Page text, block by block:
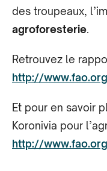
des troupeaux,
agroforesterie.
Retrouvez le
http://
Et pour en savoir
Koronivia pour
http://